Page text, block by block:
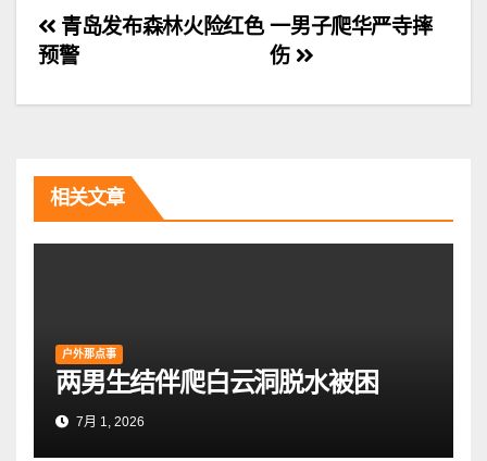
文
章
航
一男子爬华严寺摔
伤
青岛发布森林火险红色
预警
相关文章
户外那点事
两男生结伴爬白云洞脱水被困
7月 1, 2026